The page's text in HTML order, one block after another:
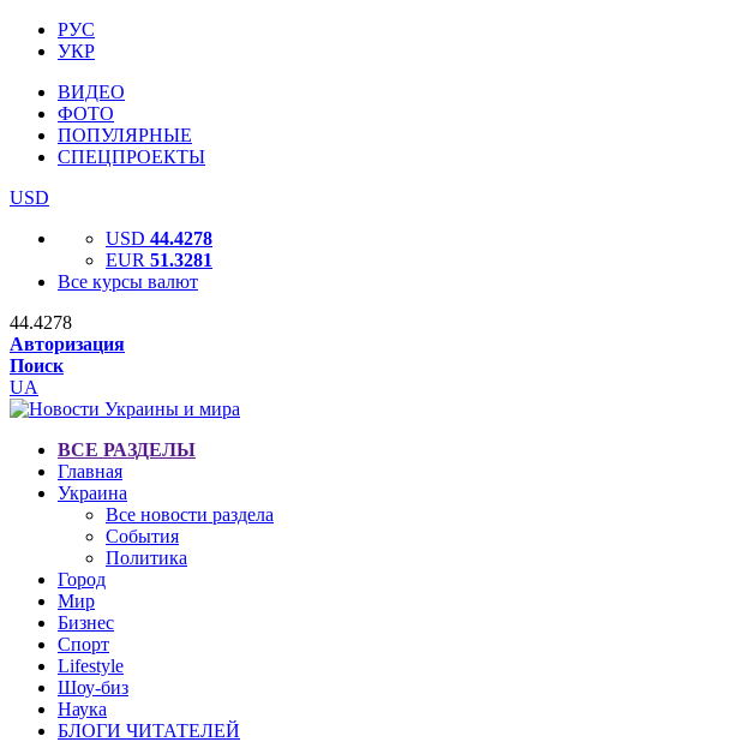
РУС
УКР
ВИДЕО
ФОТО
ПОПУЛЯРНЫЕ
СПЕЦПРОЕКТЫ
USD
USD 44.4278
EUR 51.3281
Все курсы валют
44.4278
Авторизация
Поиск
UA
ВСЕ РАЗДЕЛЫ
Главная
Украина
Все новости раздела
События
Политика
Город
Мир
Бизнес
Спорт
Lifestyle
Шоу-биз
Наука
БЛОГИ ЧИТАТЕЛЕЙ